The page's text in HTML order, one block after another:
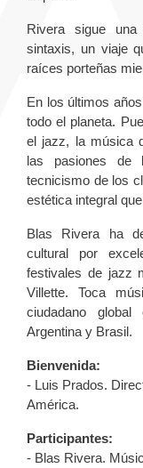
Rivera sigue
sintaxis, un viaje
raíces porteñas
En los últimos
todo el planeta.
el jazz, la música
las pasiones de
tecnicismo de los
estética integral
Blas Rivera ha
cultural por
festivales de jazz
Villette. Toca
ciudadano
Argentina y Brasil.
Bienvenida:
- Luis Prados.
América.
Participantes:
- Blas Rivera.